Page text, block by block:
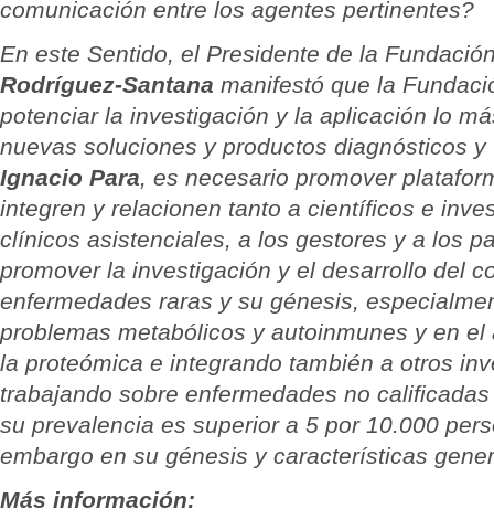
comunicación entre los agentes pertinentes?
En este Sentido, el Presidente de la
Rodríguez-Santana manifestó que la
potenciar la investigación y la aplicación lo
nuevas soluciones y productos diagnósticos
Ignacio Para, es necesario promover
integren y relacionen tanto a científicos e
clínicos asistenciales, a los gestores y a los
promover la investigación y el desarrollo del
enfermedades raras y su génesis,
problemas metabólicos y autoinmunes y en
la proteómica e integrando también a otros
trabajando sobre enfermedades no
su prevalencia es superior a 5 por 10.000
embargo en su génesis y características
Más información: